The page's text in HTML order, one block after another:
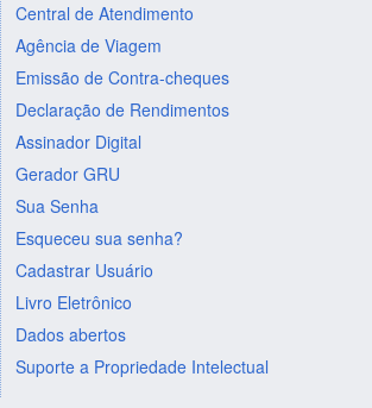
Central de Atendimento
Agência de Viagem
Emissão de Contra-cheques
Declaração de Rendimentos
Assinador Digital
Gerador GRU
Sua Senha
Esqueceu sua senha?
Cadastrar Usuário
Livro Eletrônico
Dados abertos
Suporte a Propriedade Intelectual